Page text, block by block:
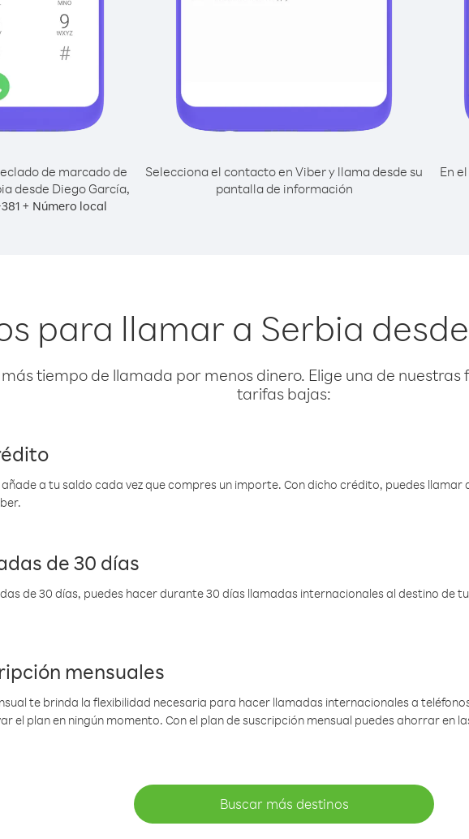
de marcado de
desde Diego García,
381+ Número local
Selecciona el contacto en Viber y llama desde su
pantalla de información
En
para llamar a Serbia
tiempo de llamada por menos dinero. Elige una de
tarifas bajas:
a tu saldo cada vez que compres un importe. Con dicho crédito, puedes llamar
de 30 días
de 30 días, puedes hacer durante 30 días llamadas internacionales al destino de
mensuales
te brinda la flexibilidad necesaria para hacer llamadas internacionales a
el plan en ningún momento. Con el plan de suscripción mensual puedes ahorrar en
Buscar más destinos